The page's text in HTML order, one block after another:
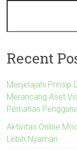
Recent
Menjelajahi Prinsip
Merancang Aset
Perhatian Pengguna
Aktivitas Online
Lebih Nyaman